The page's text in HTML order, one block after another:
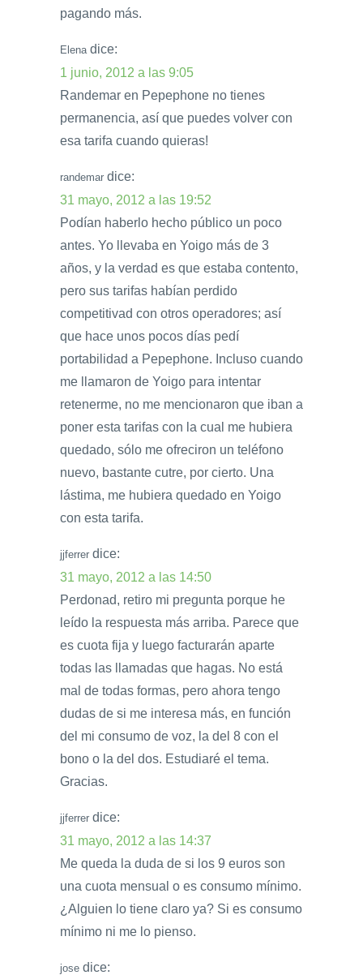
pagando más.
Elena dice:
1 junio, 2012 a las 9:05
Randemar en Pepephone no tienes
permanencia, así que puedes volver con
esa tarifa cuando quieras!
randemar dice:
31 mayo, 2012 a las 19:52
Podían haberlo hecho público un poco
antes. Yo llevaba en Yoigo más de 3
años, y la verdad es que estaba contento,
pero sus tarifas habían perdido
competitivad con otros operadores; así
que hace unos pocos días pedí
portabilidad a Pepephone. Incluso cuando
me llamaron de Yoigo para intentar
retenerme, no me mencionaron que iban a
poner esta tarifas con la cual me hubiera
quedado, sólo me ofreciron un teléfono
nuevo, bastante cutre, por cierto. Una
lástima, me hubiera quedado en Yoigo
con esta tarifa.
jjferrer dice:
31 mayo, 2012 a las 14:50
Perdonad, retiro mi pregunta porque he
leído la respuesta más arriba. Parece que
es cuota fija y luego facturarán aparte
todas las llamadas que hagas. No está
mal de todas formas, pero ahora tengo
dudas de si me interesa más, en función
del mi consumo de voz, la del 8 con el
bono o la del dos. Estudiaré el tema.
Gracias.
jjferrer dice:
31 mayo, 2012 a las 14:37
Me queda la duda de si los 9 euros son
una cuota mensual o es consumo mínimo.
¿Alguien lo tiene claro ya? Si es consumo
mínimo ni me lo pienso.
jose dice: